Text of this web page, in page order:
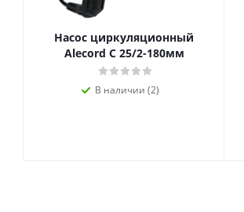
Насос циркуляционный
Alecord C 25/2-180мм
В наличии (2)